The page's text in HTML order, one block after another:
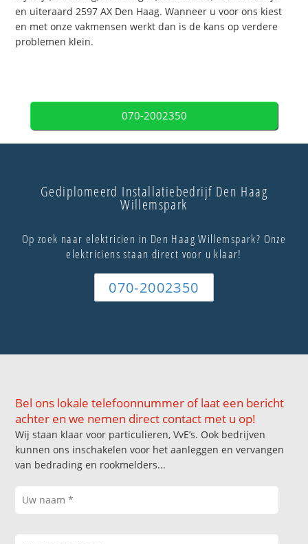
en uiteraard 2597 AX Den Haag. Wanneer u voor ons kiest
en met onze vakmensen werkt dan is de kans op verdere
problemen klein.
070-2002350
Gediplomeerd Installatiebedrijf Den Haag
Willemspark
Op zoek naar elektricien in Den Haag Willemspark? Onze
elektriciens staan direct voor u klaar!
070-2002350
Bel ons lokale telefoonnummer of laat een bericht
achter en we nemen direct contact met u op!
Wij staan klaar voor particulieren, VvE’s. Ook bedrijven
kunnen ons inschakelen voor het aanleggen en vervangen
van bedrading en rookmelders...